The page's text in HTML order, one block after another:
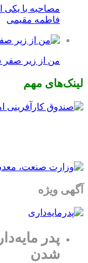
مصاحبه با یکی
فاطمه مقیمی
من از زیر
لینک‌های مهم
آگهی ویژه
پدر
شدن